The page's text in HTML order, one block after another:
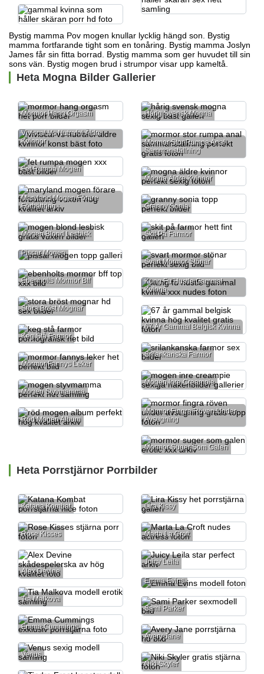
Bystig mamma Pov mogen knullar lycklig hängd son. Bystig
mamma fortfarande tight som en tonåring. Bystig mamma Joslyn
James får sin fitta borrad. Bystig mamma som ger huvudet till sin
sons vän. Bystig mogen brud i strumpor visar upp kameltå.
Heta Mogna Bilder Gallerier
Mormor Hang Orgasm Hårig Svensk Mogna
Viviscal Vs Nutrafol Äldre
Kvinnor
Mormor Stor Rumpa Anal
Sammanställning
Fet Rumpa Mogen
Mogna Äldre Kvinnor
Maryland Mogen Förare
Förbättring
Granny Sonia
Mogen Blond Lesbisk Skit På Farmor
Pissar Mogen
Svart Mormor Stönar
Ebenholts Mormor Bff
Kung Fu Hustle Gammal
Kvinna
Stora Bröst Mognar
67 År Gammal Belgisk Kvinna
Keg Stå Farmor
Srilankanska Farmor
Mormor Fannys Leker
Mogen Inre Creampie
Mogen Styvmamma
Mormor Fingra Röven Under
Avsugning
Röd Mogen Album
Mormor Suger Som Galen
Heta Porrstjärnor Porrbilder
Katana Kombat Lira Kissy
Rose Kisses Marta La Croft
Alex Devine
Juicy Leila
Emma Evins
Tia Malkova
Sami Parker
Emma Cummings
Avery Jane
Venus
Niki Skyler